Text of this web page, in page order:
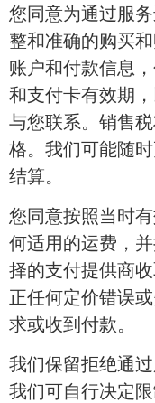
您同意为通过服
整和准确的购买
账户和付款信息
和支付卡有效期
与您联系。销售
格。我们可能随
结算。
您同意按照当时
何适用的运费，
择的支付提供商
正任何定价错误
求或收到付款。
我们保留拒绝通
我们可自行决定